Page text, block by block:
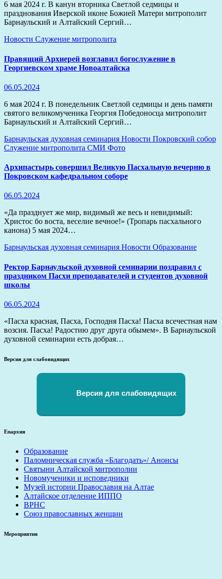
6 мая 2024 г. В канун вторника Светлой седмицы и
празднования Иверской иконе Божией Матери митрополит
Барнаульский и Алтайский Сергий…
Новости Служение митрополита
Правящий Архиерей возглавил богослужение в
Георгиевском храме Новоалтайска
06.05.2024
6 мая 2024 г. В понедельник Светлой седмицы и день памяти
святого великомученика Георгия Победоносца митрополит
Барнаульский и Алтайский Сергий…
Барнаульская духовная семинария Новости Покровский собор
Служение митрополита СМИ Фото
Архипастырь совершил Великую Пасхальную вечерню в
Покровском кафедральном соборе
06.05.2024
«Да празднует же мир, видимый же весь и невидимый:
Христос бо воста, веселие вечное!» (Тропарь пасхального
канона) 5 мая 2024…
Барнаульская духовная семинария Новости Образование
Ректор Барнаульской духовной семинарии поздравил с
праздником Пасхи преподавателей и студентов духовной
школы
06.05.2024
«Пасха красная, Пасха, Господня Пасха! Пасха всечестная нам
возсия. Пасха! Радостию друг друга обымем». В Барнаульской
духовной семинарии есть добрая…
Версия для слабовидящих
Версия для слабовидящих
Епархия
Образование
Паломническая служба «Благодать»/ Анонсы
Святыни Алтайской митрополии
Новомученики и исповедники
Музей истории Православия на Алтае
Алтайское отделение ИППО
ВРНС
Союз православных женщин
Мероприятия